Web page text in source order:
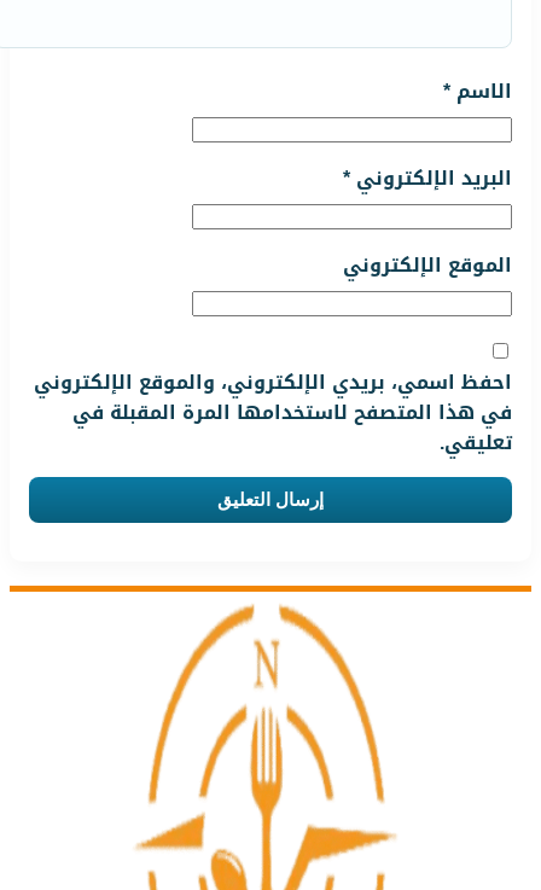
الاسم*
البريد الإلكتروني*
الموقع الإلكتروني
احفظ اسمي، بريدي الإلكتروني، والموقع الإلكتروني
في هذا المتصفح لاستخدامها المرة المقبلة في
تعليقي.